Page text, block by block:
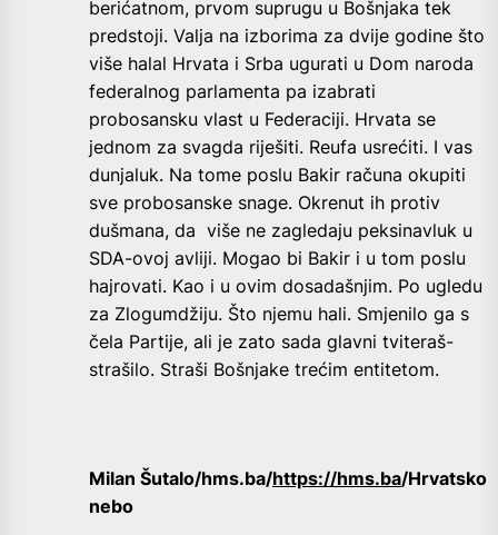
berićatnom, prvom suprugu u Bošnjaka tek
predstoji. Valja na izborima za dvije godine što
više halal Hrvata i Srba ugurati u Dom naroda
federalnog parlamenta pa izabrati
probosansku vlast u Federaciji. Hrvata se
jednom za svagda riješiti. Reufa usrećiti. I vas
dunjaluk. Na tome poslu Bakir računa okupiti
sve probosanske snage. Okrenut ih protiv
dušmana, da više ne zagledaju peksinavluk u
SDA-ovoj avliji. Mogao bi Bakir i u tom poslu
hajrovati. Kao i u ovim dosadašnjim. Po ugledu
za Zlogumdžiju. Što njemu hali. Smjenilo ga s
čela Partije, ali je zato sada glavni tviteraš-
strašilo. Straši Bošnjake trećim entitetom.
Milan Šutalo/hms.ba/https://hms.ba/Hrvatsko
nebo